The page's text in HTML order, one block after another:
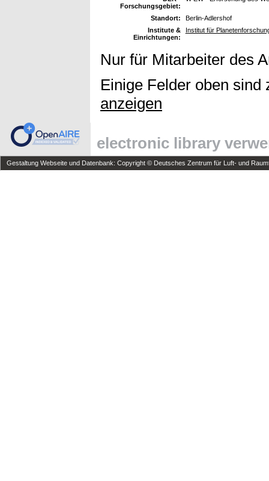
Forschungsgebiet:
Standort:
Berlin-Adlershof
Institute &
Einrichtungen:
Institut für
Nur für Mitarbeiter des
Einige Felder oben
anzeigen
electronic library
Gestaltung Webseite und Datenbank: Copyright © Deutsches Zentrum für Luft- und